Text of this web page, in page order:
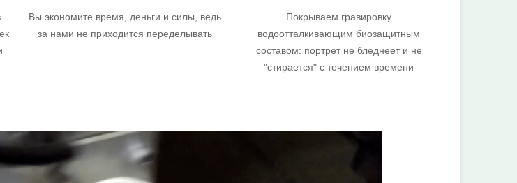
Вы экономите время, деньги и силы, ведь
за нами не приходится переделывать
Покрываем гравировку
водоотталкивающим биозащитным
составом: портрет не бледнеет и не
"стирается" с течением времени